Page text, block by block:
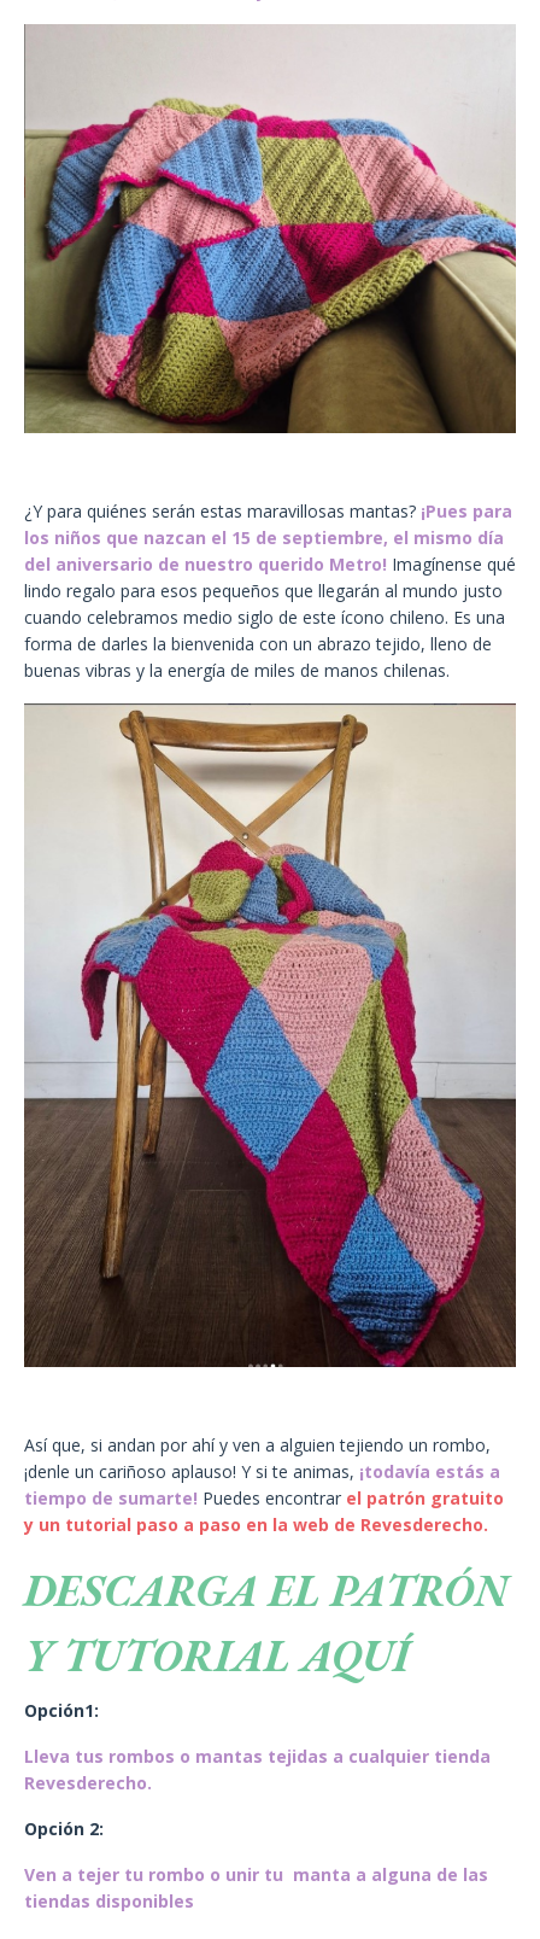
¿Y para quiénes serán estas maravillosas mantas? ¡Pues para
los niños que nazcan el 15 de septiembre, el mismo día
del aniversario de nuestro querido Metro! Imagínense qué
lindo regalo para esos pequeños que llegarán al mundo justo
cuando celebramos medio siglo de este ícono chileno. Es una
forma de darles la bienvenida con un abrazo tejido, lleno de
buenas vibras y la energía de miles de manos chilenas.
Así que, si andan por ahí y ven a alguien tejiendo un rombo,
¡denle un cariñoso aplauso! Y si te animas, ¡todavía estás a
tiempo de sumarte! Puedes encontrar el patrón gratuito
y un tutorial paso a paso en la web de Revesderecho.
DESCARGA EL PATRÓN
Y TUTORIAL AQUÍ
Opción1:
Lleva tus rombos o mantas tejidas a cualquier tienda
Revesderecho.
Opción 2:
Ven a tejer tu rombo o unir tu manta a alguna de las
tiendas disponibles